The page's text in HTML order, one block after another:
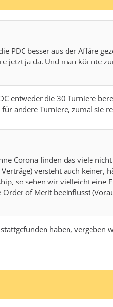
PDC besser aus der Affäre
jetzt ja da. Und man könnte
entweder die 30 Turniere
andere Turniere, zumal sie
Corona finden das viele
versteht auch keiner,
so sehen wir vielleicht eine
of Merit beeinflusst
haben, vergeben